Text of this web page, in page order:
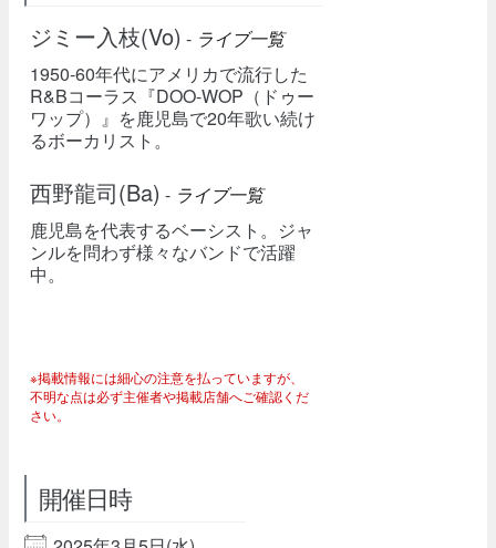
ジミー入枝(Vo) - ライブ一覧
1950-60年代にアメリカで流行した
R&Bコーラス『DOO-WOP（ドゥー
ワップ）』を鹿児島で20年歌い続け
るボーカリスト。
西野龍司(Ba) - ライブ一覧
鹿児島を代表するベーシスト。ジャ
ンルを問わず様々なバンドで活躍
中。
※掲載情報には細心の注意を払っていますが、
不明な点は必ず主催者や掲載店舗へご確認くだ
さい。
開催日時